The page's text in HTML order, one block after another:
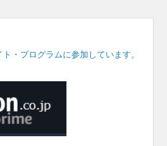
ト・プログラムに参加しています。